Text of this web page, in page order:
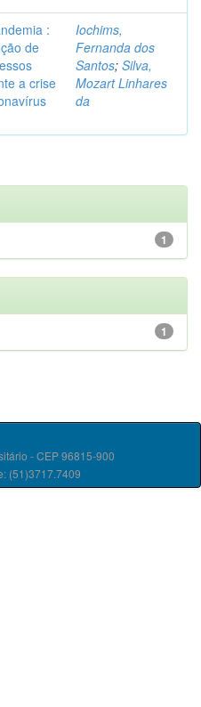
:
de
a crise
Iochims,
Fernanda dos
Santos; Silva,
Mozart Linhares
da
1
1
- CEP 96815-900
(51)3717.7409